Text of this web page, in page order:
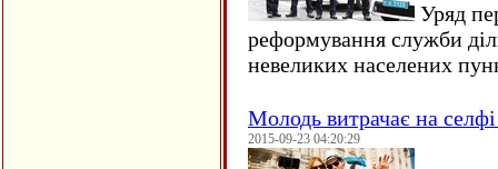
Уряд
реформування служби
невеликих населених
Молодь витрачає на
2015-09-23 04:20:29